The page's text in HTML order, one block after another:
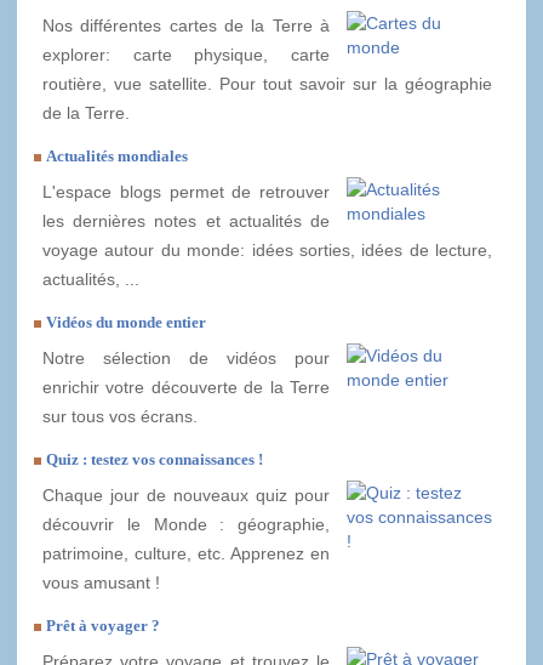
Nos différentes cartes de la Terre à
explorer: carte physique, carte
routière, vue satellite. Pour tout savoir sur la géographie
de la Terre.
Actualités mondiales
L'espace blogs permet de retrouver
les dernières notes et actualités de
voyage autour du monde: idées sorties, idées de lecture,
actualités, ...
Vidéos du monde entier
Notre sélection de vidéos pour
enrichir votre découverte de la Terre
sur tous vos écrans.
Quiz : testez vos connaissances !
Chaque jour de nouveaux quiz pour
découvrir le Monde : géographie,
patrimoine, culture, etc. Apprenez en
vous amusant !
Prêt à voyager ?
Préparez votre voyage et trouvez le